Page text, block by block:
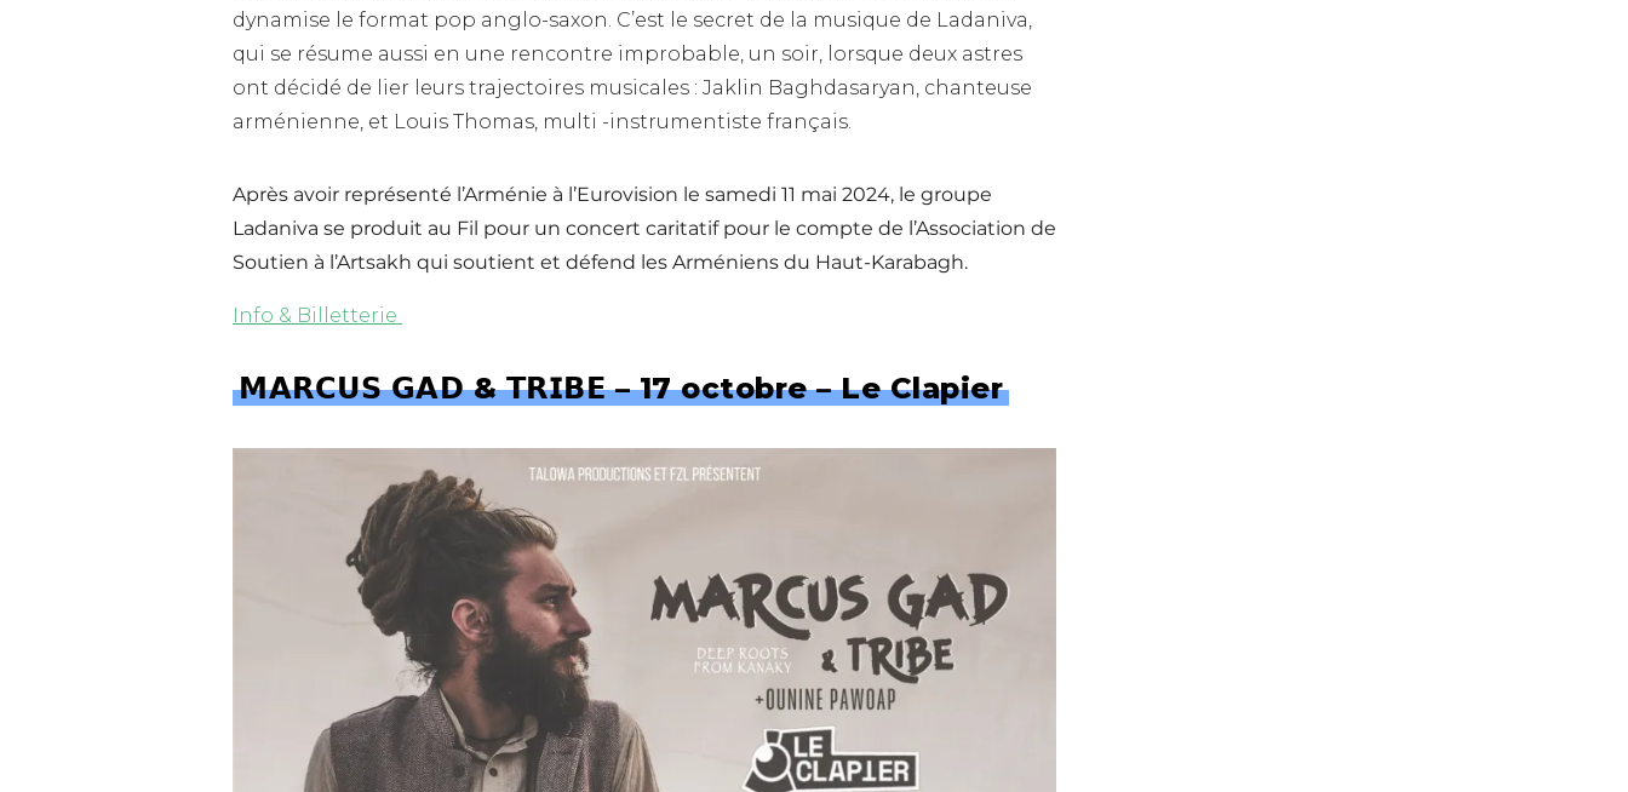
dynamise le format pop anglo-saxon. C’est le secret de la musique de Ladaniva,
qui se résume aussi en une rencontre improbable, un soir, lorsque deux astres
ont décidé de lier leurs trajectoires musicales : Jaklin Baghdasaryan, chanteuse
arménienne, et Louis Thomas, multi -instrumentiste français.
Après avoir représenté l’Arménie à l’Eurovision le samedi 11 mai 2024, le groupe
Ladaniva se produit au Fil pour un concert caritatif pour le compte de l’Association de
Soutien à l’Artsakh qui soutient et défend les Arméniens du Haut-Karabagh.
Info & Billetterie
𝗠𝗔𝗥𝗖𝗨𝗦 𝗚𝗔𝗗 & 𝗧𝗥𝗜𝗕𝗘 – 17 octobre – Le Clapier